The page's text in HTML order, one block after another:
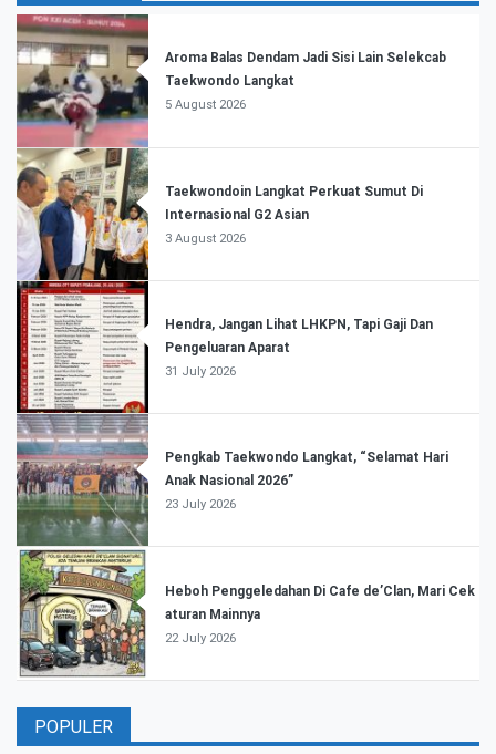
Aroma Balas Dendam Jadi Sisi Lain Selekcab
Taekwondo Langkat
5 August 2026
Taekwondoin Langkat Perkuat Sumut Di
Internasional G2 Asian
3 August 2026
Hendra, Jangan Lihat LHKPN, Tapi Gaji Dan
Pengeluaran Aparat
31 July 2026
Pengkab Taekwondo Langkat, “Selamat Hari
Anak Nasional 2026”
23 July 2026
Heboh Penggeledahan Di Cafe de’Clan, Mari Cek
aturan Mainnya
22 July 2026
POPULER